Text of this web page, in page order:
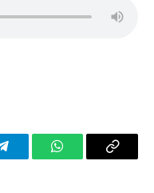
TelegramWhatsAppCopy